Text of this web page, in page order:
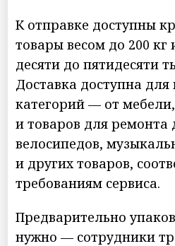
К отправке доступны
товары весом до 200 кг
десяти до пятидесяти
Доставка доступна
категорий — от
и товаров для ремонта
велосипедов,
и других товаров,
требованиям сервиса.
Предварительно
нужно — сотрудники